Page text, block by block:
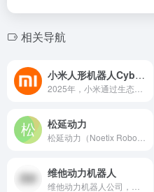
相关导航
小米人形机器人CyberOne
松延动力
维他动力机器人